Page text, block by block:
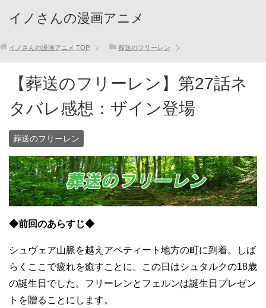
イノさんの漫画アニメ
イノさんの漫画アニメ TOP 葬送のフリーレン
【葬送のフリーレン】第27話ネ
タバレ感想：ザイン登場
葬送のフリーレン
◆前回のあらすじ◆
シュヴェア山脈を越えアペティート地方の町に到着。しば
らくここで疲れを癒すことに。この日はシュタルクの18歳
の誕生日でした。フリーレンとフェルンは誕生日プレゼン
トを贈ることにします。